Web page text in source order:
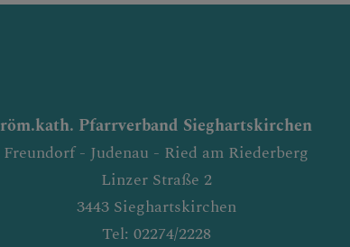
röm.kath. Pfarrverband Sieghartskirchen
Freundorf - Judenau - Ried am Riederberg
Linzer Straße 2
3443 Sieghartskirchen
Tel: 02274/2228